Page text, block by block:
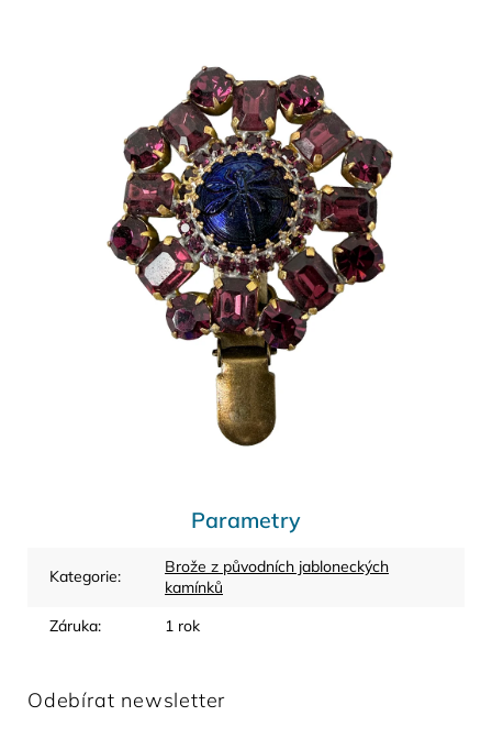
Parametry
Kategorie:
Brože z původních jabloneckých
kamínků
Záruka: 1 rok
Odebírat newsletter